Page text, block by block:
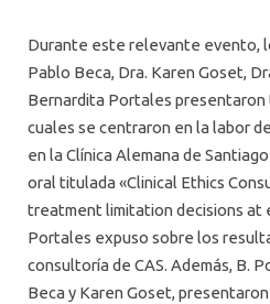
Durante este relevante evento,
Pablo Beca, Dra. Karen Goset,
Bernardita Portales presentaron
cuales se centraron en la labor
en la Clínica Alemana de
oral titulada «Clinical Ethics
treatment limitation decisions at
Portales expuso sobre los
consultoría de CAS. Además, B.
Beca y Karen Goset,